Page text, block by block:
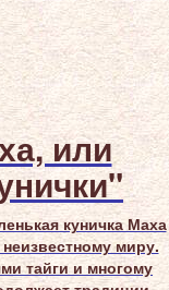
или
куничка Маха
миру.
тайги и многому